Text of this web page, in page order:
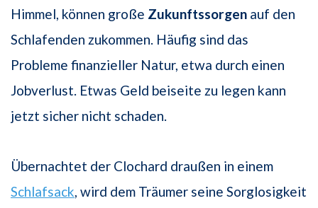
Himmel, können große Zukunftssorgen auf den
Schlafenden zukommen. Häufig sind das
Probleme finanzieller Natur, etwa durch einen
Jobverlust. Etwas Geld beiseite zu legen kann
jetzt sicher nicht schaden.
Übernachtet der Clochard draußen in einem
Schlafsack, wird dem Träumer seine Sorglosigkeit